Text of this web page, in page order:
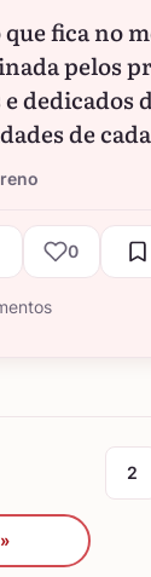
que fica no
pelos
dedicados
de
0
2